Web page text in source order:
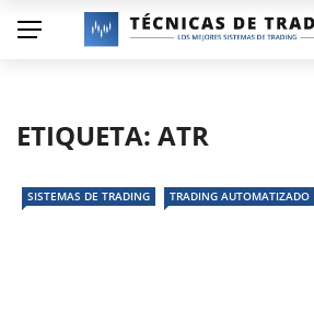
ETIQUETA: ATR
SISTEMAS DE TRADING TRADING AUTOMATIZADO